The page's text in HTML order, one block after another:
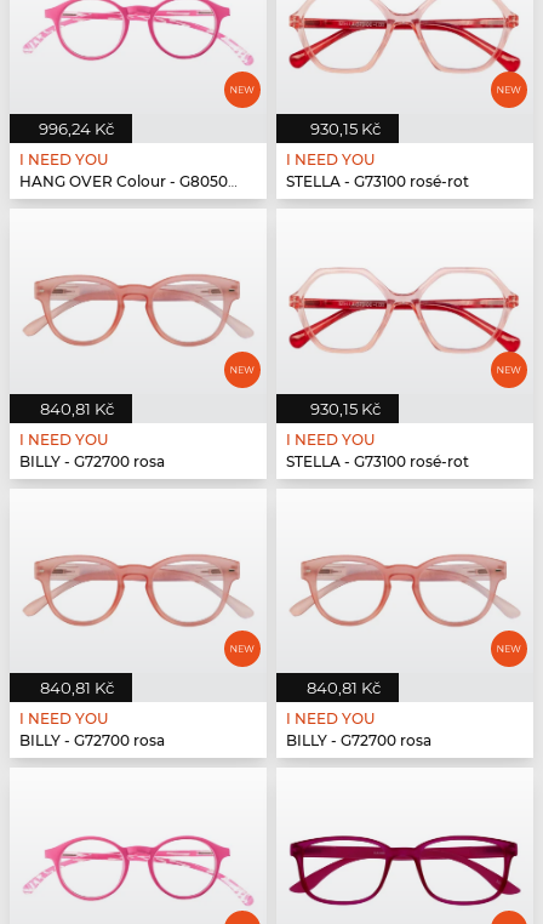
996,24 Kč
I NEED YOU
HANG OVER Colour - G80500 pink
930,15 Kč
I NEED YOU
STELLA - G73100 rosé-rot
840,81 Kč
I NEED YOU
BILLY - G72700 rosa
930,15 Kč
I NEED YOU
STELLA - G73100 rosé-rot
840,81 Kč
I NEED YOU
BILLY - G72700 rosa
840,81 Kč
I NEED YOU
BILLY - G72700 rosa